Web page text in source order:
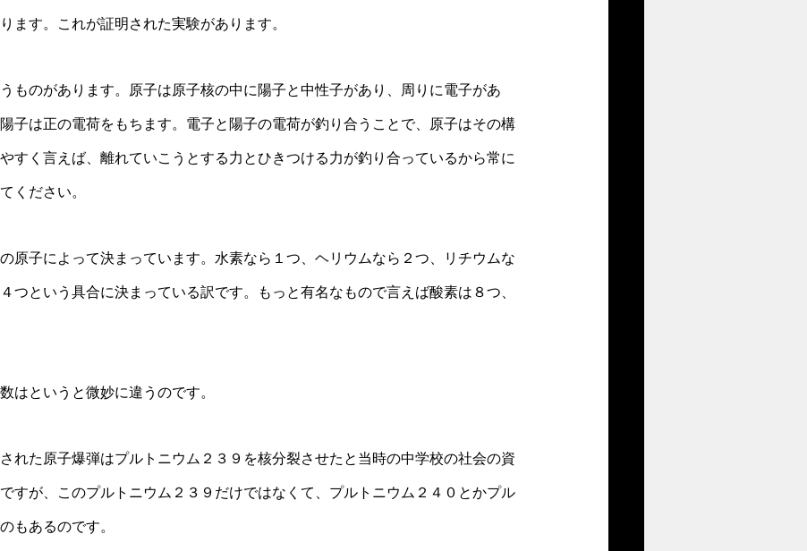
ます。これが証明された実験があります。
ものがあります。原子は原子核の中に陽子と中性子があり、周りに電子があ
子は正の電荷をもちます。電子と陽子の電荷が釣り合うことで、原子はその構
すく言えば、離れていこうとする力とひきつける力が釣り合っているから常に
ください。
原子によって決まっています。水素なら１つ、ヘリウムなら２つ、リチウムな
つという具合に決まっている訳です。もっと有名なもので言えば酸素は８つ、
はというと微妙に違うのです。
れた原子爆弾はプルトニウム２３９を核分裂させたと当時の中学校の社会の資
すが、このプルトニウム２３９だけではなくて、プルトニウム２４０とかプル
もあるのです。